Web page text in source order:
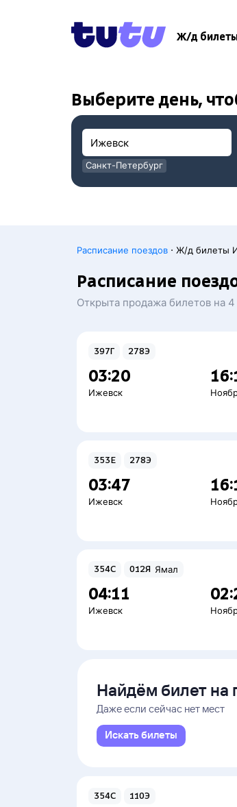
Ж/д
Выберите день,
Санкт-Петербург
Расписание поездов · Ж/д билеты
Расписание
Открыта продажа билетов на
397Г 278Э
03:20
Ижевск
353Е 278Э
03:47
Ижевск
354С 012Я Ямал
04:11
Ижевск
Найдём билет на
Даже если сейчас нет мест
Искать билеты
354С 110Э